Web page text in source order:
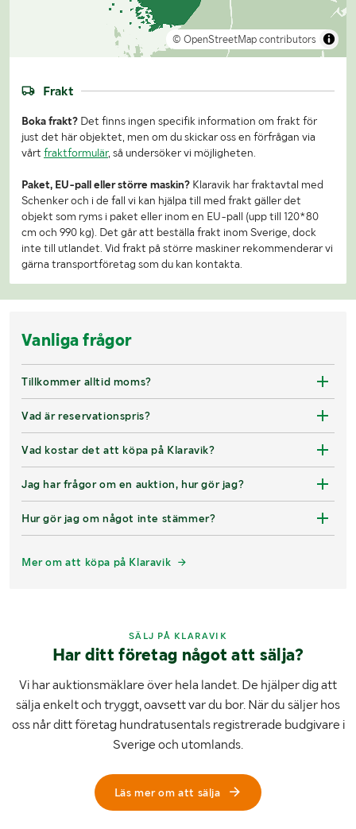
© OpenStreetMap contributors
Frakt
Boka frakt? Det finns ingen specifik information om frakt för
just det här objektet, men om du skickar oss en förfrågan via
vårt fraktformulär, så undersöker vi möjligheten.
Paket, EU-pall eller större maskin? Klaravik har fraktavtal med
Schenker och i de fall vi kan hjälpa till med frakt gäller det
objekt som ryms i paket eller inom en EU-pall (upp till 120*80
cm och 990 kg). Det går att beställa frakt inom Sverige, dock
inte till utlandet. Vid frakt på större maskiner rekommenderar vi
gärna transportföretag som du kan kontakta.
Vanliga frågor
Tillkommer alltid moms?
Vad är reservationspris?
Vad kostar det att köpa på Klaravik?
Jag har frågor om en auktion, hur gör jag?
Hur gör jag om något inte stämmer?
Mer om att köpa på Klaravik
SÄLJ PÅ KLARAVIK
Har ditt företag något att sälja?
Vi har auktionsmäklare över hela landet. De hjälper dig att
sälja enkelt och tryggt, oavsett var du bor. När du säljer hos
oss når ditt företag hundratusentals registrerade budgivare i
Sverige och utomlands.
Läs mer om att sälja